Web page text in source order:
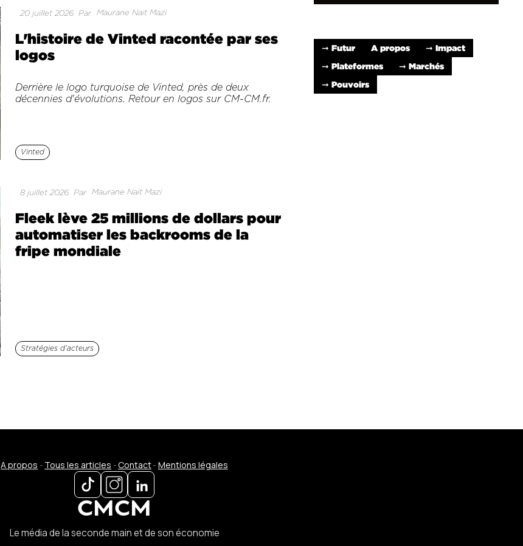
20 juillet 2026 Par Maurane Nait Mazi
L'histoire de Vinted racontée par ses
logos
Derrière le logo turquoise de Vinted, près de deux
décennies d'évolutions. Retour en logos sur CM-CM.fr.
Vinted
8 juillet 2026 Par Maurane Nait Mazi
Fleek lève 25 millions de dollars pour
automatiser les backrooms de la
fripe mondiale
Stratégies d’acteurs
➞ Futur A propos
➞ Impact
➞ Plateformes
➞ Marchés
➞ Pouvoirs
A propos - Tous les articles -Contact- Mentions légales
CMCM
Le média de la seconde main et de son économie